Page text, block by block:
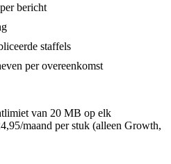
bericht
staffels
per overeenkomst
van 20 MB op elk
maand per stuk (alleen Growth,